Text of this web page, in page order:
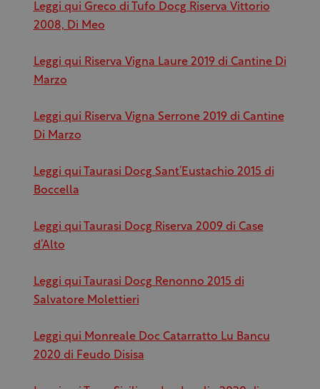
Leggi qui Greco di Tufo Docg Riserva Vittorio
2008, Di Meo
Leggi qui Riserva Vigna Laure 2019 di Cantine Di
Marzo
Leggi qui Riserva Vigna Serrone 2019 di Cantine
Di Marzo
Leggi qui Taurasi Docg Sant’Eustachio 2015 di
Boccella
Leggi qui Taurasi Docg Riserva 2009 di Case
d’Alto
Leggi qui Taurasi Docg Renonno 2015 di
Salvatore Molettieri
Leggi qui Monreale Doc Catarratto Lu Bancu
2020 di Feudo Disisa